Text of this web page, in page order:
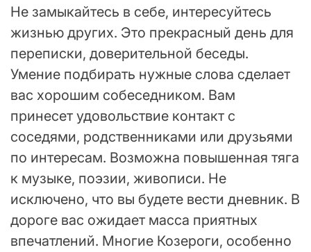
Не замыкайтесь в себе, интересуйтесь
жизнью других. Это прекрасный день для
переписки, доверительной беседы.
Умение подбирать нужные слова сделает
вас хорошим собеседником. Вам
принесет удовольствие контакт с
соседями, родственниками или друзьями
по интересам. Возможна повышенная тяга
к музыке, поэзии, живописи. Не
исключено, что вы будете вести дневник. В
дороге вас ожидает масса приятных
впечатлений. Многие Козероги, особенно